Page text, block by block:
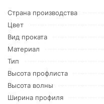
Страна производства
Цвет
Вид проката
Материал
Тип
Высота профлиста
Высота волны
Ширина профиля